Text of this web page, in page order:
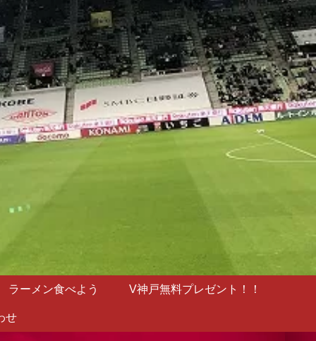
ラーメン食べよう V神戸無料プレゼント！！
せ